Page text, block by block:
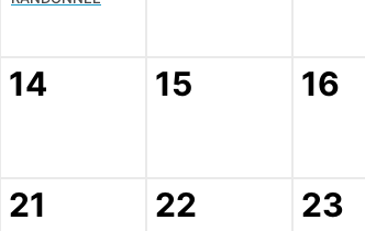
14 15 16
21 22 23